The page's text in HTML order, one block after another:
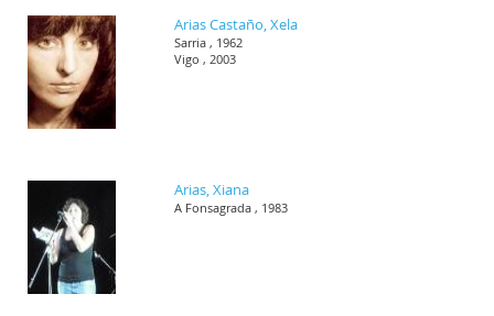
Arias Castaño, Xela
Sarria , 1962
Vigo , 2003
Arias, Xiana
A Fonsagrada , 1983